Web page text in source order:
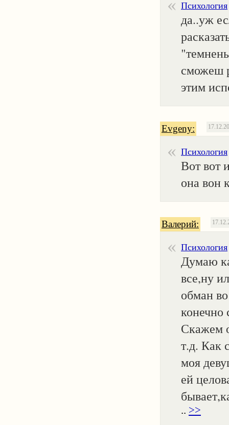
Психология
да..уж
сможеш
этим
Evgeny:
Психология
Вот вот
она вон
Валерий:
Психология
Думаю
все,ну
обман
конечно
Скажем
т.д. Как
моя
ей
.. >>